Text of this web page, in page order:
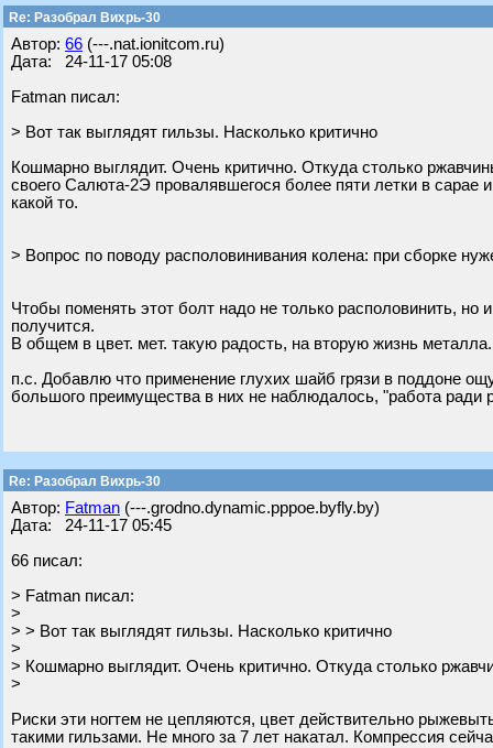
Re: Разобрал Вихрь-30
Автор: 66 (---.nat.ionitcom.ru)
Дата: 24-11-17 05:08
Fatman писал:
> Вот так выглядят гильзы. Насколько критично
Кошмарно выглядит. Очень критично. Откуда столько
своего Салюта-2Э провалявшегося более пяти летки в
какой то.
> Вопрос по поводу располовинивания колена: при сборке
Чтобы поменять этот болт надо не только располовинить, но
получится.
В общем в цвет. мет. такую радость, на вторую жизнь
п.с. Добавлю что применение глухих шайб грязи в поддоне
большого преимущества в них не наблюдалось, "работа ради
Re: Разобрал Вихрь-30
Автор: Fatman (---.grodno.dynamic.pppoe.byfly.by)
Дата: 24-11-17 05:45
66 писал:
> Fatman писал:
>
> > Вот так выглядят гильзы. Насколько критично
>
> Кошмарно выглядит. Очень критично. Откуда столько
>
Риски эти ногтем не цепляются, цвет действительно
такими гильзами. Не много за 7 лет накатал. Компрессия